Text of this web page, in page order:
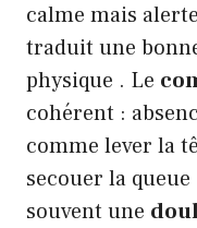
calme mais
traduit une
physique . Le
cohérent :
comme lever la
secouer la queue
souvent une